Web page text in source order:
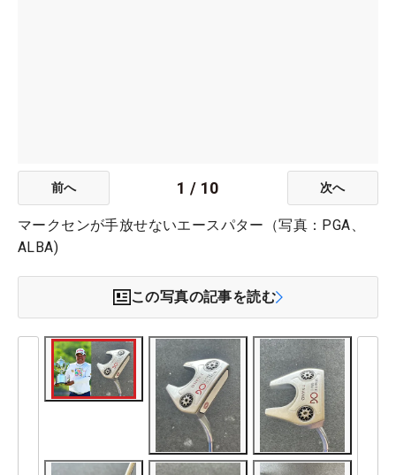
前へ 1 / 10 次へ
マークセンが手放せないエースパター（写真：PGA、
ALBA)
この写真の記事を読む